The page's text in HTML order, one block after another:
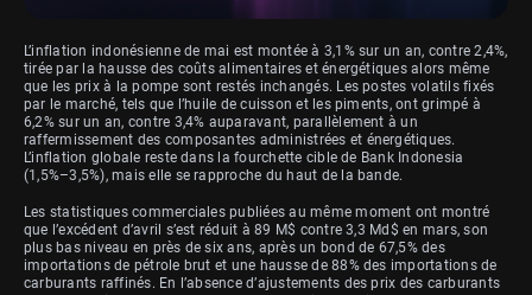
L’inflation indonésienne de mai est montée à 3,1% sur un an, contre 2,4%,
tirée par la hausse des coûts alimentaires et énergétiques alors même
que les prix à la pompe sont restés inchangés. Les postes volatils fixés
par le marché, tels que l’huile de cuisson et les piments, ont grimpé à
6,2% sur un an, contre 3,4% auparavant, parallèlement à un
raffermissement des composantes administrées et énergétiques.
L’inflation globale reste dans la fourchette cible de Bank Indonesia
(1,5%–3,5%), mais elle se rapproche du haut de la bande.
Les statistiques commerciales publiées au même moment ont montré
que l’excédent d’avril s’est réduit à 89 M$ contre 3,3 Md$ en mars, son
plus bas niveau en près de six ans, après un bond de 67,5% des
importations de pétrole brut et une hausse de 88% des importations de
carburants raffinés. En l’absence d’ajustements des prix des carburants